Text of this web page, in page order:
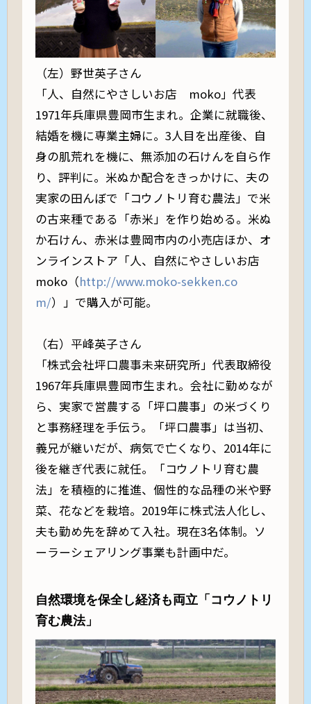
（左）野世英子さん
「人、自然にやさしいお店 moko」代表
1971年兵庫県豊岡市生まれ。企業に就職後、
結婚を機に専業主婦に。3人目を出産後、自
身の肌荒れを機に、無添加の石けんを自ら作
り、評判に。米ぬか配合をきっかけに、夫の
実家の田んぼで「コウノトリ育む農法」で米
の古来種である「赤米」を作り始める。米ぬ
か石けん、赤米は豊岡市内の小売店ほか、オ
ンラインストア「人、自然にやさしいお店
moko（http://www.moko-sekken.co
m/）」で購入が可能。
（右）平峰英子さん
「株式会社坪口農事未来研究所」代表取締役
1967年兵庫県豊岡市生まれ。会社に勤めなが
ら、実家で営農する「坪口農事」の米づくり
と事務経理を手伝う。「坪口農事」は当初、
義兄が継いだが、病気で亡くなり、2014年に
後を継ぎ代表に就任。「コウノトリ育む農
法」を積極的に推進、個性的な品種の米や野
菜、花などを栽培。2019年に株式法人化し、
夫も勤め先を辞めて入社。現在3名体制。ソ
ーラーシェアリング事業も計画中だ。
自然環境を保全し経済も両立「コウノトリ
育む農法」